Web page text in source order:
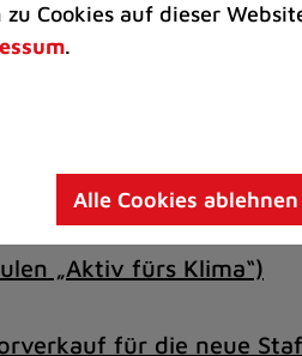
Das Tragödchen-
unter Telefon
„Aktiv fürs Klima“)
für die neue
Cookies auf dieser
.
Alle Cookies ablehnen